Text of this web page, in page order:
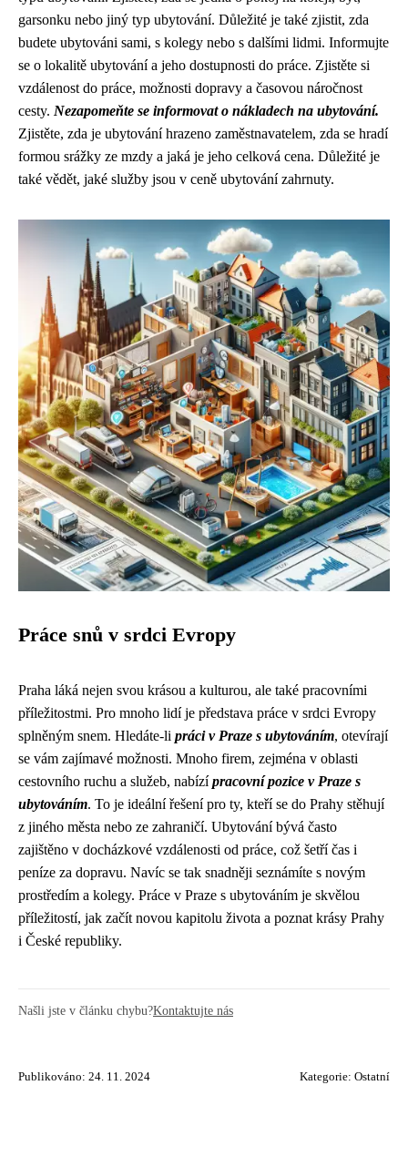
garsonku nebo jiný typ ubytování. Důležité je také zjistit, zda
budete ubytováni sami, s kolegy nebo s dalšími lidmi. Informujte
se o lokalitě ubytování a jeho dostupnosti do práce. Zjistěte si
vzdálenost do práce, možnosti dopravy a časovou náročnost
cesty. Nezapomeňte se informovat o nákladech na ubytování.
Zjistěte, zda je ubytování hrazeno zaměstnavatelem, zda se hradí
formou srážky ze mzdy a jaká je jeho celková cena. Důležité je
také vědět, jaké služby jsou v ceně ubytování zahrnuty.
Práce snů v srdci Evropy
Praha láká nejen svou krásou a kulturou, ale také pracovními
příležitostmi. Pro mnoho lidí je představa práce v srdci Evropy
splněným snem. Hledáte-li práci v Praze s ubytováním, otevírají
se vám zajímavé možnosti. Mnoho firem, zejména v oblasti
cestovního ruchu a služeb, nabízípracovní pozice v Praze s
ubytováním. To je ideální řešení pro ty, kteří se do Prahy stěhují
z jiného města nebo ze zahraničí. Ubytování bývá často
zajištěno v docházkové vzdálenosti od práce, což šetří čas i
peníze za dopravu. Navíc se tak snadněji seznámíte s novým
prostředím a kolegy. Práce v Praze s ubytováním je skvělou
příležitostí, jak začít novou kapitolu života a poznat krásy Prahy
i České republiky.
Našli jste v článku chybu?Kontaktujte nás
Publikováno: 24. 11. 2024 Kategorie: Ostatní